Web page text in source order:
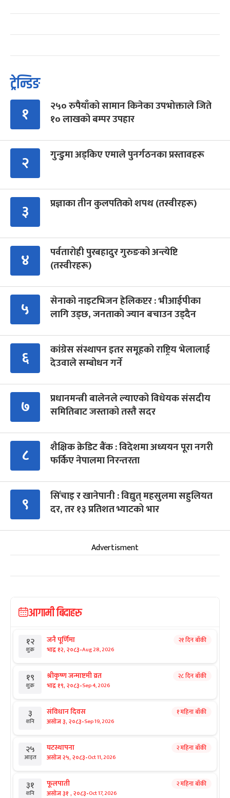
ट्रेन्डिङ
१
२५० रुपैयाँको सामान किनेका उपभोक्ताले जिते
१० लाखको बम्पर उपहार
२ गुन्डुमा अड्किए एमाले पुनर्गठनका प्रस्तावहरू
३ प्रज्ञाका तीन कुलपतिको शपथ (तस्वीरहरू)
४
पर्वतारोही पुरबहादुर गुरुङको अन्त्येष्टि
(तस्वीरहरू)
५
सेनाको नाइटभिजन हेलिकप्टर : भीआईपीका
लागि उड्छ, जनताको ज्यान बचाउन उड्दैन
६
कांग्रेस संस्थापन इतर समूहको राष्ट्रिय भेलालाई
देउवाले सम्बोधन गर्ने
७
प्रधानमन्त्री बालेनले ल्याएको विधेयक संसदीय
समितिबाट जस्ताको तस्तै सदर
८
शैक्षिक क्रेडिट बैंक : विदेशमा अध्ययन पूरा नगरी
फर्किए नेपालमा निरन्तरता
९
सिँचाइ र खानेपानी : विद्युत् महसुलमा सहुलियत
दर, तर १३ प्रतिशत भ्याटको भार
Advertisment
आगामी बिदाहरु
१२
शुक्र
जनै पूर्णिमा
भाद्र १२, २०८३-Aug 28, 2026
२१ दिन बाँकी
१९
शुक्र
श्रीकृष्ण जन्माष्टमी व्रत
भाद्र १९, २०८३-Sep 4, 2026
२८ दिन बाँकी
३
शनि
संविधान दिवस
असोज ३, २०८३-Sep 19, 2026
१ महिना बाँकी
२५
आइत
घटस्थापना
असोज २५, २०८३-Oct 11, 2026
२ महिना बाँकी
३१
शनि
फूलपाती
असोज ३१ , २०८३-Oct 17, 2026
२ महिना बाँकी